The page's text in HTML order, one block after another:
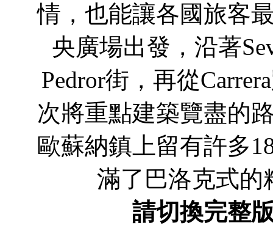
情，也能讓各國旅客
央廣場出發，沿著
Pedror街，再從
次將重點建築覽盡的
歐蘇納鎮上留有許多
滿了巴洛克式的
請切換完整